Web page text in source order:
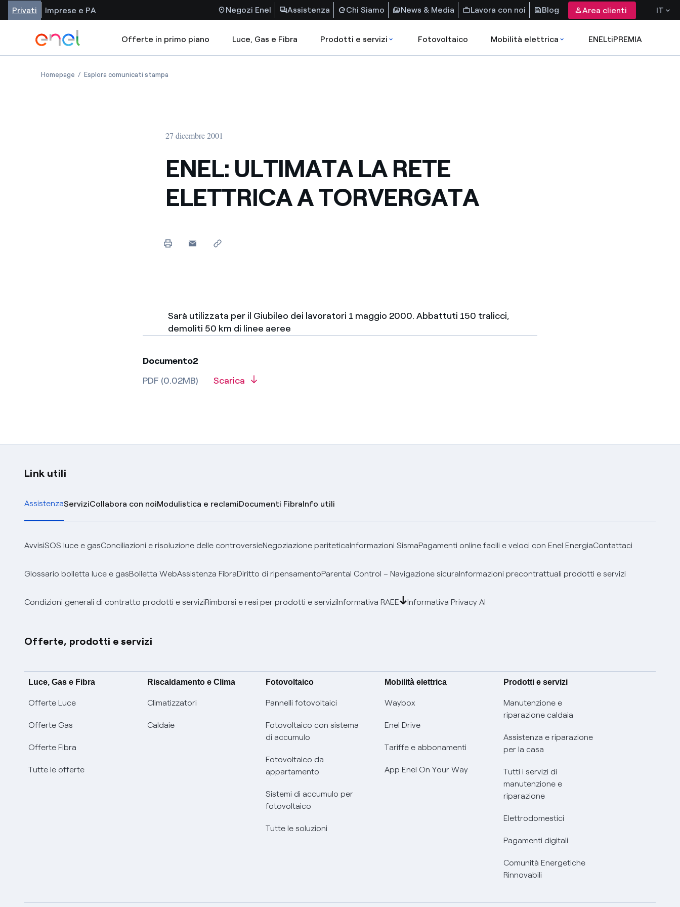
Privati Imprese e PA Negozi Enel Assistenza Chi Siamo News & Media Lavora con noi Blog Area clienti IT
Offerte in primo piano Luce, Gas e Fibra Prodotti e servizi Fotovoltaico Mobilità elettrica ENELtiPREMIA
Homepage Esplora comunicati stampa
27 dicembre 2001
ENEL: ULTIMATA LA RETE
ELETTRICA A TORVERGATA
Sarà utilizzata per il Giubileo dei lavoratori 1 maggio 2000. Abbattuti 150 tralicci,
demoliti 50 km di linee aeree
Documento2
PDF (0.02MB)
Scarica
Link utili
AssistenzaServiziCollabora con noiModulistica e reclamiDocumenti FibraInfo utili
AvvisiSOS luce e gasConciliazioni e risoluzione delle controversieNegoziazione pariteticaInformazioni SismaPagamenti online facili e veloci con Enel EnergiaContattaci
Glossario bolletta luce e gasBolletta WebAssistenza FibraDiritto di ripensamentoParental Control – Navigazione sicuraInformazioni precontrattuali prodotti e servizi
Condizioni generali di contratto prodotti e serviziRimborsi e resi per prodotti e serviziInformativa RAEE Informativa Privacy AI
Offerte, prodotti e servizi
Luce, Gas e Fibra
Offerte Luce
Offerte Gas
Offerte Fibra
Tutte le offerte
Riscaldamento e Clima
Climatizzatori
Caldaie
Fotovoltaico
Pannelli fotovoltaici
Fotovoltaico con sistema
di accumulo
Fotovoltaico da
appartamento
Sistemi di accumulo per
fotovoltaico
Tutte le soluzioni
Mobilità elettrica
Waybox
Enel Drive
Tariffe e abbonamenti
App Enel On Your Way
Prodotti e servizi
Manutenzione e
riparazione caldaia
Assistenza e riparazione
per la casa
Tutti i servizi di
manutenzione e
riparazione
Elettrodomestici
Pagamenti digitali
Comunità Energetiche
Rinnovabili